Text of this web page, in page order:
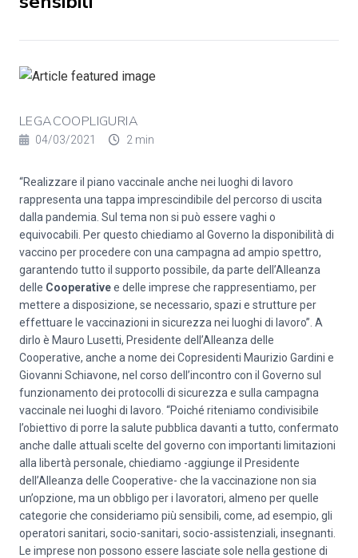
LEGACOOPLIGURIA
04/03/2021 2 min
“Realizzare il piano vaccinale anche nei luoghi di lavoro
rappresenta una tappa imprescindibile del percorso di uscita
dalla pandemia. Sul tema non si può essere vaghi o
equivocabili. Per questo chiediamo al Governo la disponibilità di
vaccino per procedere con una campagna ad ampio spettro,
garantendo tutto il supporto possibile, da parte dell’Alleanza
delle Cooperativee delle imprese che rappresentiamo, per
mettere a disposizione, se necessario, spazi e strutture per
effettuare le vaccinazioni in sicurezza nei luoghi di lavoro”. A
dirlo è Mauro Lusetti, Presidente dell’Alleanza delle
Cooperative, anche a nome dei Copresidenti Maurizio Gardini e
Giovanni Schiavone, nel corso dell’incontro con il Governo sul
funzionamento dei protocolli di sicurezza e sulla campagna
vaccinale nei luoghi di lavoro. “Poiché riteniamo condivisibile
l’obiettivo di porre la salute pubblica davanti a tutto, confermato
anche dalle attuali scelte del governo con importanti limitazioni
alla libertà personale, chiediamo -aggiunge il Presidente
dell’Alleanza delle Cooperative- che la vaccinazione non sia
un’opzione, ma un obbligo per i lavoratori, almeno per quelle
categorie che consideriamo più sensibili, come, ad esempio, gli
operatori sanitari, socio-sanitari, socio-assistenziali, insegnanti.
Le imprese non possono essere lasciate sole nella gestione di